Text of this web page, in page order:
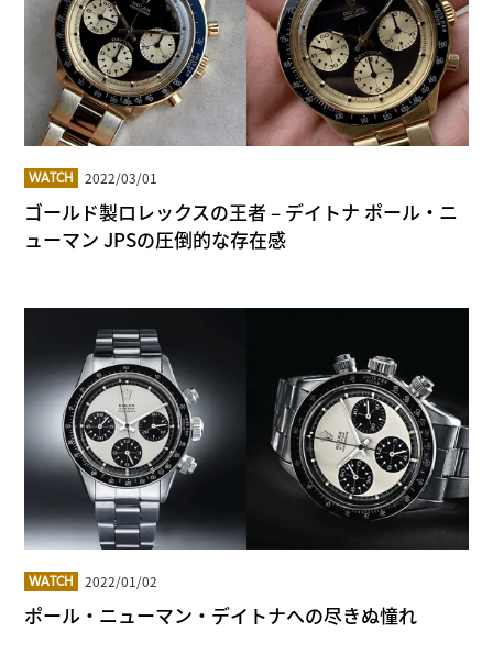
WATCH 2022/03/01
ゴールド製ロレックスの王者 – デイトナ ポール・ニ
ューマン JPSの圧倒的な存在感
WATCH 2022/01/02
ポール・ニューマン・デイトナへの尽きぬ憧れ